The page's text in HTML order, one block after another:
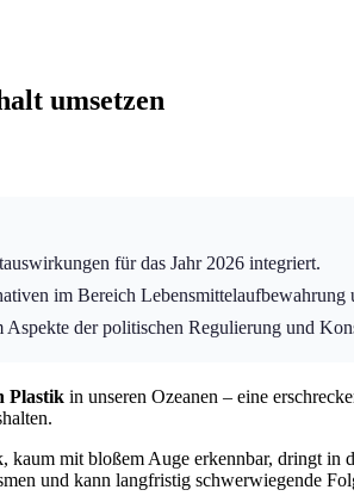
umsetzen
für das Jahr 2026 integriert.
im Bereich
der politischen Regulierung und
Plastik in unseren Ozeanen – eine
mit bloßem Auge erkennbar, dringt
und kann langfristig schwerwiegende